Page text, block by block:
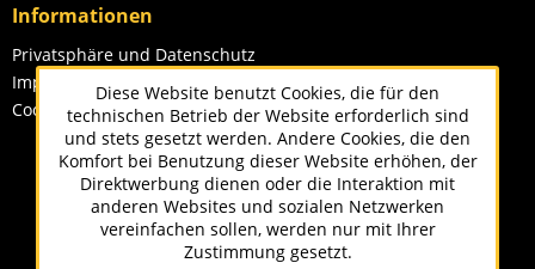
Informationen
Privatsphäre und Datenschutz
Impressum
Cookie-Einstellungen
Diese Website benutzt Cookies, die für den
technischen Betrieb der Website erforderlich sind
und stets gesetzt werden. Andere Cookies, die den
Komfort bei Benutzung dieser Website erhöhen, der
Direktwerbung dienen oder die Interaktion mit
anderen Websites und sozialen Netzwerken
vereinfachen sollen, werden nur mit Ihrer
Zustimmung gesetzt.